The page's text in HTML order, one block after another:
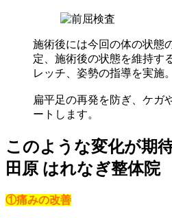
施術後には今回の体の状態
定、施術後の状態を維持す
レッチ、姿勢の指導を実施。
扁平足の再発を防ぎ、ケガ
ートします。
このような変化が期
田原 はれなぎ整体院
①痛みの改善